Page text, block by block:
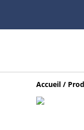
Accueil /